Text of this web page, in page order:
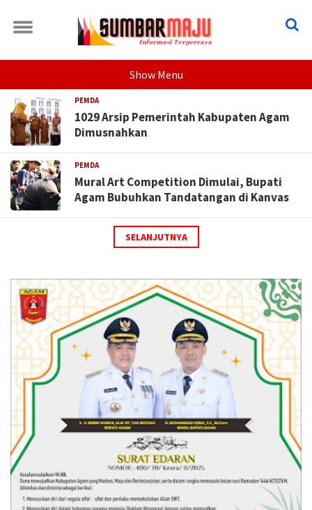
Show Menu
PEMDA
1029 Arsip Pemerintah Kabupaten Agam
Dimusnahkan
PEMDA
Mural Art Competition Dimulai, Bupati
Agam Bubuhkan Tandatangan di Kanvas
SELANJUTNYA